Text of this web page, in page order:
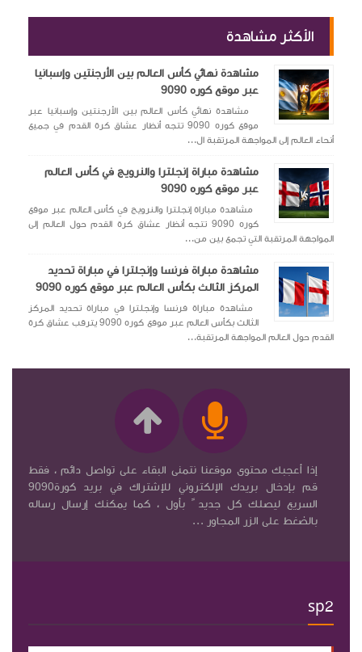
الأكثر مشاهدة
مشاهدة نهائي كأس العالم بين الأرجنتين وإسبانيا
عبر موقع كوره 9090
مشاهدة نهائي كأس العالم بين الأرجنتين وإسبانيا عبر
موقع كوره 9090 تتجه أنظار عشاق كرة القدم في جميع
أنحاء العالم إلى المواجهة المرتقبة ال...
مشاهدة مباراة إنجلترا والنرويج في كأس العالم
عبر موقع كوره 9090
مشاهدة مباراة إنجلترا والنرويج في كأس العالم عبر موقع
كوره 9090 تتجه أنظار عشاق كرة القدم حول العالم إلى
المواجهة المرتقبة التي تجمع بين من...
مشاهدة مباراة فرنسا وإنجلترا في مباراة تحديد
المركز الثالث بكأس العالم عبر موقع كوره 9090
مشاهدة مباراة فرنسا وإنجلترا في مباراة تحديد المركز
الثالث بكأس العالم عبر موقع كوره 9090 يترقب عشاق كرة
القدم حول العالم المواجهة المرتقبة...
إذا أعجبك محتوى موقعنا نتمنى البقاء على تواصل دائم ، فقط
قم بإدخال بريدك الإلكتروني للإشتراك في بريد كورة9090
السريع ليصلك كل جديد ً بأول ، كما يمكنك إرسال رساله
بالضغط على الزر المجاور ...
sp2